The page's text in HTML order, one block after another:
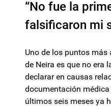
“No fue la
falsificaron mi
Uno de los puntos
de Neira es que no era
declarar en causas
documentación
últimos seis meses ya